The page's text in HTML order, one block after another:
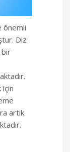
önemli
Diz
bir
için
artık